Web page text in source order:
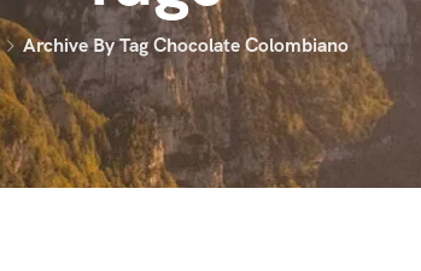
Archive By Tag Chocolate Colombiano